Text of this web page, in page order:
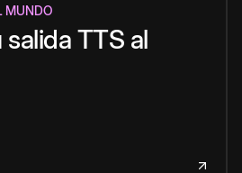
MUNDO
TTS al